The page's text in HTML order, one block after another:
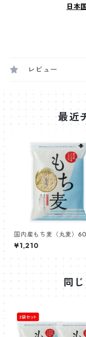
日本
レビュー
最近
国内産もち麦（丸麦）
機能性表示食品
¥1,210
同